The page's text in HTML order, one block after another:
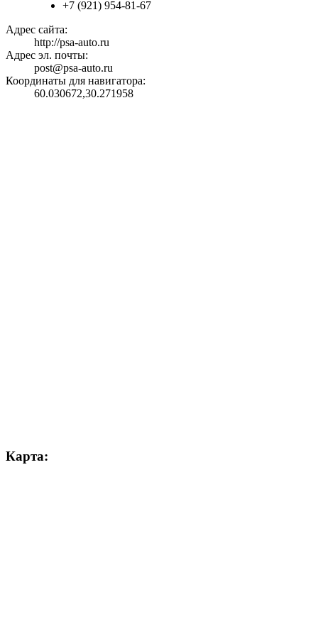
+7 (921) 954-81-67
Адрес сайта:
http://psa-auto.ru
Адрес эл. почты:
post@psa-auto.ru
Координаты для навигатора:
60.030672,30.271958
Карта: